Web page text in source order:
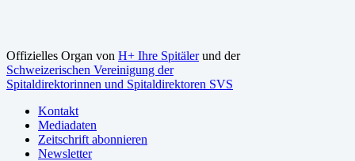
Offizielles Organ von H+ Ihre Spitälerund der
Schweizerischen Vereinigung der
Spitaldirektorinnen und Spitaldirektoren SVS
Kontakt
Mediadaten
Zeitschrift abonnieren
Newsletter